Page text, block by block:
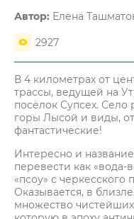
Автор: Елена
2927
В 4 километрах от
трассы, ведущей на
посёлок Супсех.
горы Лысой и виды,
фантастические!
Интересно и
перевести как «вода-
«псоу» с черкесского
Оказывается, в
множество